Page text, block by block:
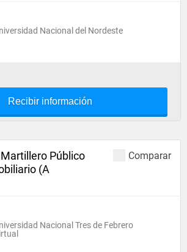
Nacional del Nordeste
Recibir información
Comparar
Público
(A
Nacional Tres de Febrero